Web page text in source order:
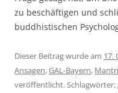
zu beschäftigen und
buddhistischen
Dieser Beitrag wurde am 17.
Ansagen,GAL-Bayern,
veröffentlicht. Schlagwörter: